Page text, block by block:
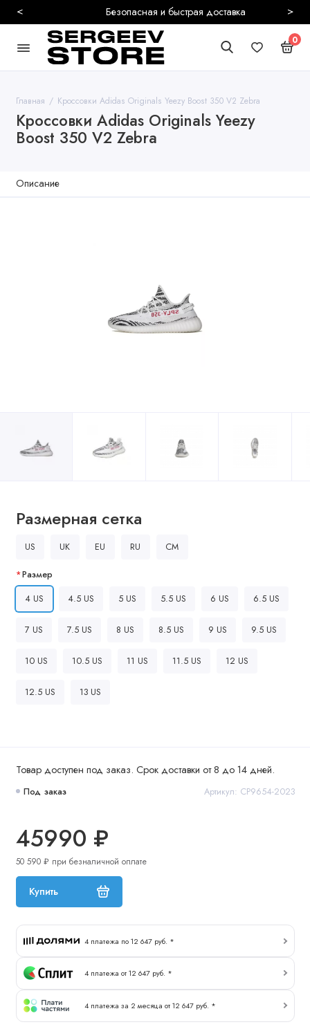
Безопасная и быстрая доставка
< >
0
Главная Кроссовки Adidas Originals Yeezy Boost 350 V2 Zebra
Кроссовки Adidas Originals Yeezy
Boost 350 V2 Zebra
Описание
Товар доступен под заказ. Срок доставки от 8 до 14 дней.
Под заказ Артикул: CP9654-2023
45990 ₽
50 590 ₽ при безналичной оплате
Купить
4 платежа по 12 647 руб. *
4 платежа от 12 647 руб. *
4 платежа за 2 месяца от 12 647 руб. *
Размерная сетка
US UK EU RU CM
Размер
4 US
4.5 US 5 US 5.5 US 6 US 6.5 US
7 US 7.5 US 8 US 8.5 US 9 US 9.5 US
10 US 10.5 US 11 US 11.5 US 12 US
12.5 US 13 US